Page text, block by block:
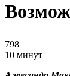
798
10 минут